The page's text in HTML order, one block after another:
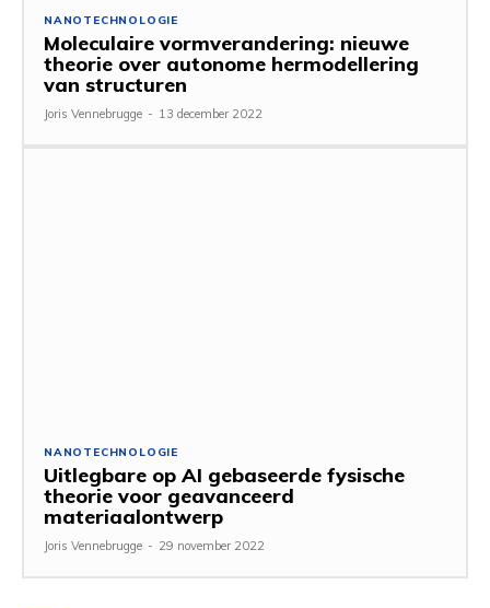
NANOTECHNOLOGIE
Moleculaire vormverandering: nieuwe
theorie over autonome hermodellering
van structuren
Joris Vennebrugge - 13 december 2022
NANOTECHNOLOGIE
Uitlegbare op AI gebaseerde fysische
theorie voor geavanceerd
materiaalontwerp
Joris Vennebrugge - 29 november 2022